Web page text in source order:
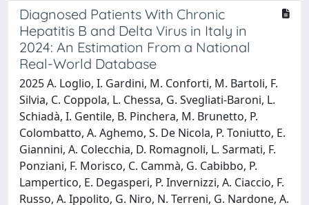
Diagnosed Patients With Chronic
Hepatitis B and Delta Virus in Italy in
2024: An Estimation From a National
Real-World Database
2025 A. Loglio, I. Gardini, M. Conforti, M. Bartoli, F.
Silvia, C. Coppola, L. Chessa, G. Svegliati-Baroni, L.
Schiadà, I. Gentile, B. Pinchera, M. Brunetto, P.
Colombatto, A. Aghemo, S. De Nicola, P. Toniutto, E.
Giannini, A. Colecchia, D. Romagnoli, L. Sarmati, F.
Ponziani, F. Morisco, C. Cammà, G. Cabibbo, P.
Lampertico, E. Degasperi, P. Invernizzi, A. Ciaccio, F.
Russo, A. Ippolito, G. Niro, N. Terreni, G. Nardone, A.